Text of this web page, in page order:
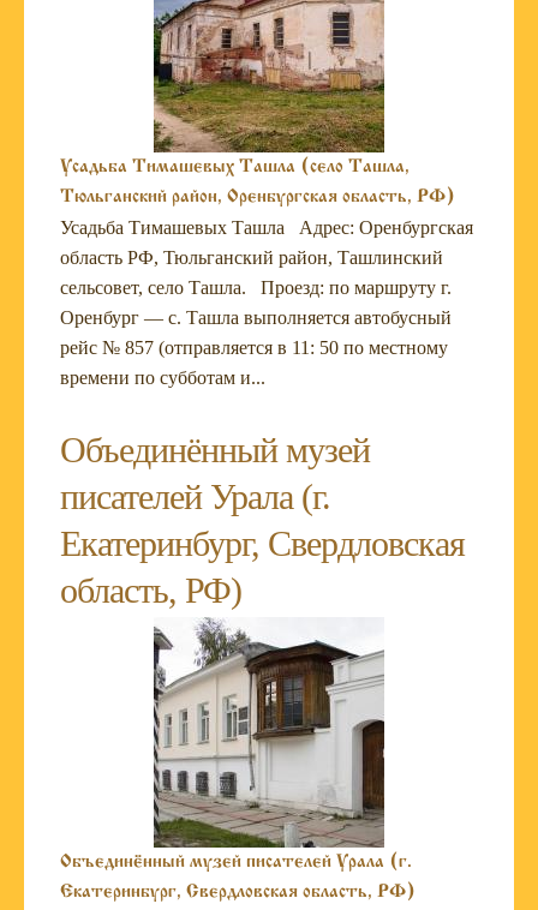
Усадьба Тимашевых Ташла (село Ташла,
Тюльганский район, Оренбургская область, РФ)
Усадьба Тимашевых Ташла Адрес: Оренбургская
область РФ, Тюльганский район, Ташлинский
сельсовет, село Ташла. Проезд: по маршруту г.
Оренбург — с. Ташла выполняется автобусный
рейс № 857 (отправляется в 11: 50 по местному
времени по субботам и...
Объединённый музей
писателей Урала (г.
Екатеринбург, Свердловская
область, РФ)
Объединённый музей писателей Урала (г.
Екатеринбург, Свердловская область, РФ)